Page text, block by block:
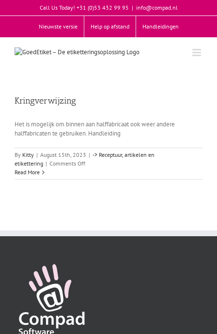
Call Us Today! +31 (0)53 432 99 95 | info@compad.nl
Nieuwste versie Help op afstand Handleidingen
Kringverwijzing
Het is mogelijk om binnen aan halffabricaat ook weer andere
halffabricaten te gebruiken. Handleiding
By Kitty | August 15th, 2023 | -> Receptuur, artikelen en
etikettering | Comments Offon
Read More